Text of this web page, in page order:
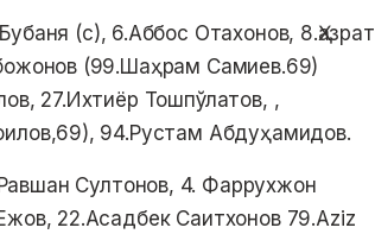
(с), 6.Аббос Отахонов, 8.Ҳазрат
(99.Шаҳрам Самиев.69)
27.Ихтиёр Тошпўлатов, ,
94.Рустам Абдуҳамидов.
Султонов, 4. Фаррухжон
22.Асадбек Саитхонов 79.Aziz